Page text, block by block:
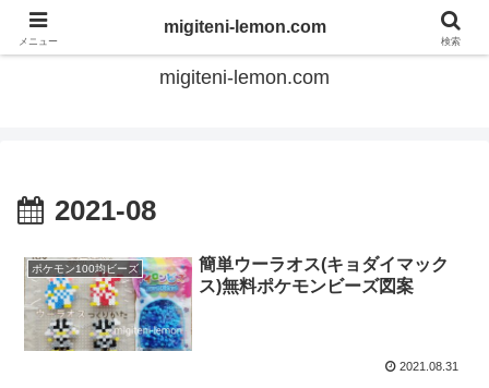
てのひらアイロンビーズ
migiteni-lemon.com
2021-08
ポケモン100均ビーズ
簡単ウーラオス(キョダイマック
ス)無料ポケモンビーズ図案
2021.08.31
メニュー
migiteni-lemon.com
検索